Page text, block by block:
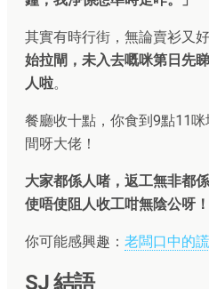
其實有時行街，無論賣衫又
始拉閘，未入去嘅咪第日先
人啦。
餐廳收十點，你食到9點11
間呀大佬！
大家都係人啫，返工無非都
使唔使阻人收工咁無陰公呀！
你可能感興趣： 老闆口中的
SJ 結語